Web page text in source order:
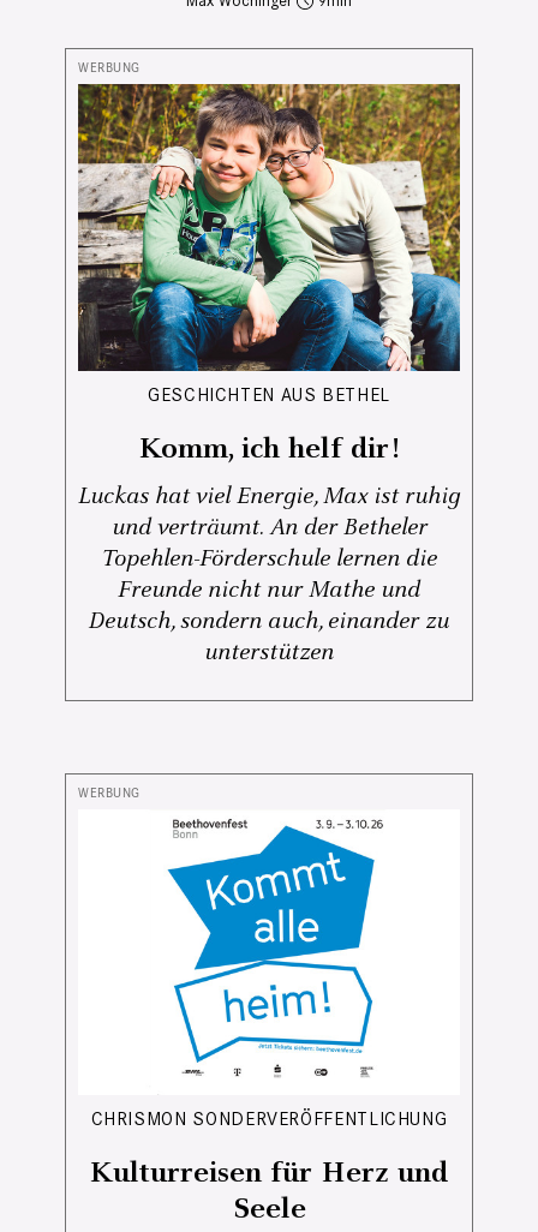
GESCHICHTEN AUS BETHEL
Komm, ich helf dir!
Luckas hat viel Energie, Max ist ruhig
und verträumt. An der Betheler
Topehlen-Förderschule lernen die
Freunde nicht nur Mathe und
Deutsch, sondern auch, einander zu
unterstützen
CHRISMON SONDERVERÖFFENTLICHUNG
Kulturreisen für Herz und
Seele